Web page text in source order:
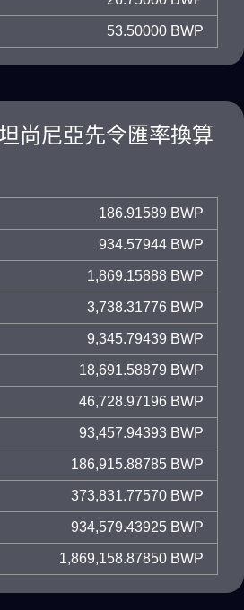
53.50000 BWP
尚尼亞先令匯率換算
186.91589 BWP
934.57944 BWP
1,869.15888 BWP
3,738.31776 BWP
9,345.79439 BWP
18,691.58879 BWP
46,728.97196 BWP
93,457.94393 BWP
186,915.88785 BWP
373,831.77570 BWP
934,579.43925 BWP
1,869,158.87850 BWP